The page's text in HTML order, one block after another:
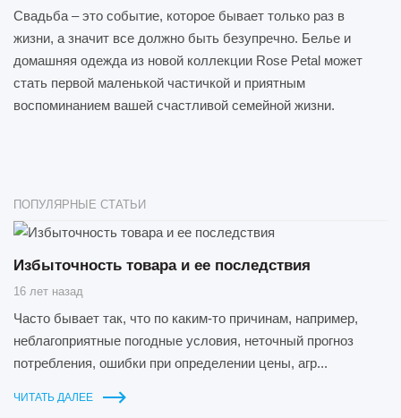
Свадьба – это событие, которое бывает только раз в
жизни, а значит все должно быть безупречно. Белье и
домашняя одежда из новой коллекции Rose Petal может
стать первой маленькой частичкой и приятным
воспоминанием вашей счастливой семейной жизни.
ПОПУЛЯРНЫЕ СТАТЬИ
Избыточность товара и ее последствия
16 лет назад
Часто бывает так, что по каким-то причинам, например,
неблагоприятные погодные условия, неточный прогноз
потребления, ошибки при определении цены, агр...
ЧИТАТЬ ДАЛЕЕ